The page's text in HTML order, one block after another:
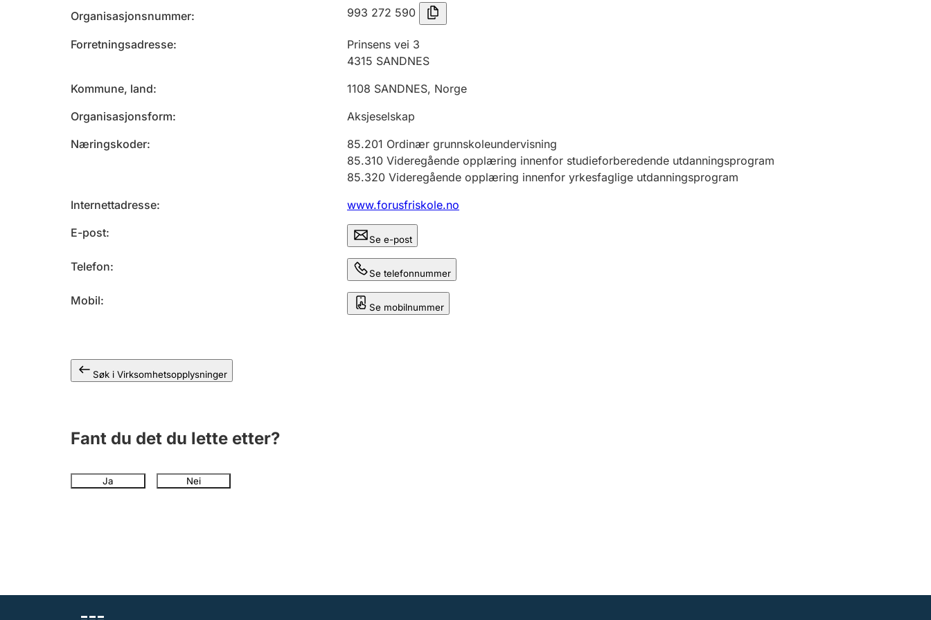
Organisasjonsnummer 993 272 590
Forretningsadresse
Prinsens vei 3
4315 SANDNES
Kommune, land
1108 SANDNES, Norge
Organisasjonsform
Aksjeselskap
Næringskoder
85.201 Ordinær grunnskoleundervisning
85.310 Videregående opplæring innenfor studieforberedende utdanningsprogram
85.320 Videregående opplæring innenfor yrkesfaglige utdanningsprogram
Internettadresse
www.forusfriskole.no
E-post
Se e-post
Telefon Se telefonnummer
Mobil Se mobilnummer
Søk i Virksomhetsopplysninger
Fant du det du lette etter?
Ja Nei